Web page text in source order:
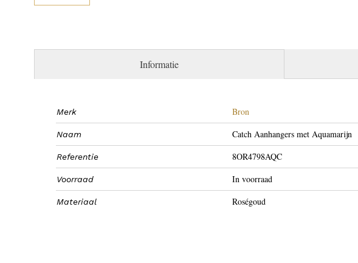
Informatie
Merk Bron
Naam Catch Aanhangers met Aquamarijn
Referentie 8OR4798AQC
Voorraad In voorraad
Materiaal Roségoud